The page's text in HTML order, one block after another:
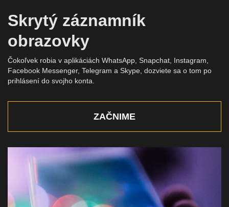
Skrytý záznamník
obrazovky
Čokoľvek robia v aplikáciách WhatsApp, Snapchat, Instagram,
Facebook Messenger, Telegram a Skype, dozviete sa o tom po
prihlásení do svojho konta.
ZAČNIME